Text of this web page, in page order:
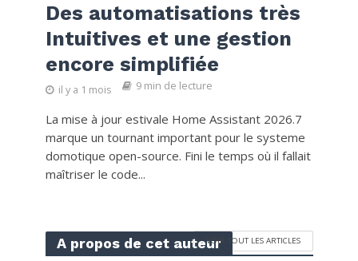
Des automatisations très
Intuitives et une gestion
encore simplifiée
il y a 1 mois 9 min de lecture
La mise à jour estivale Home Assistant 2026.7
marque un tournant important pour le systeme
domotique open-source. Fini le temps où il fallait
maîtriser le code...
A propos de cet auteurVOIR TOUT LES ARTICLES